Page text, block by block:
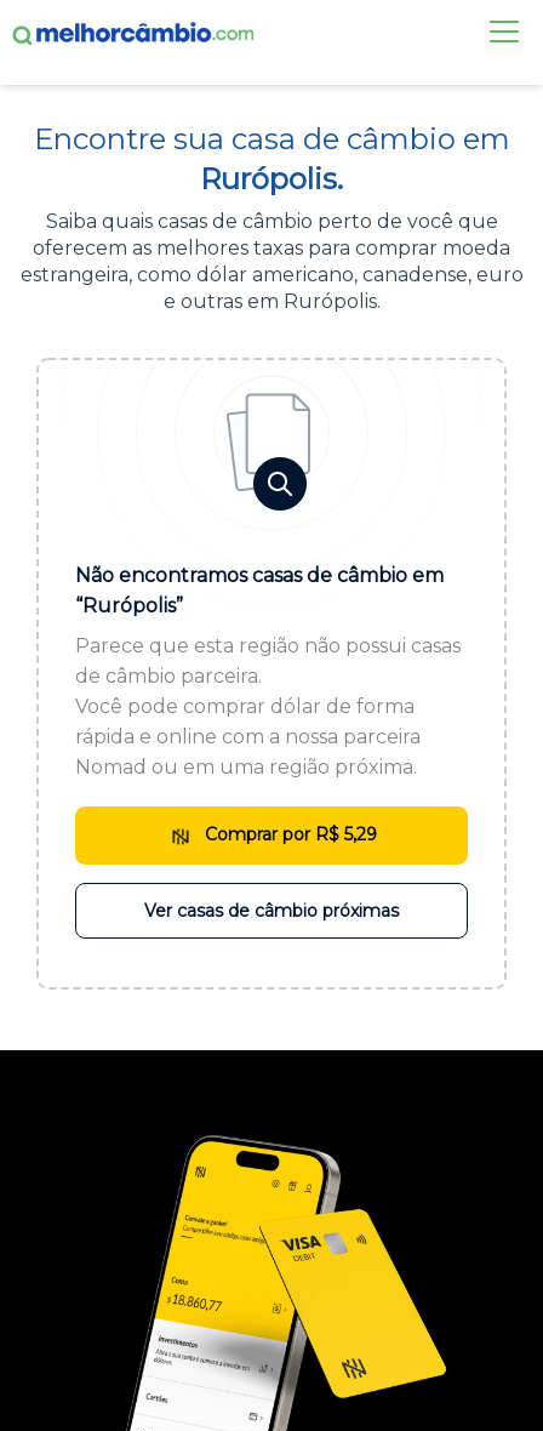
CASAS DE CÂMBIO
DÓLAR HOJE
ALERTA DE CÂMBIO
Acesse sua conta:
BROKER DE OFERTAS
ou cadastre-se se ainda não tem registro:
Encontre sua casa de câmbio em
Rurópolis.
Saiba quais casas de câmbio perto de você que
oferecem as melhores taxas para comprar moeda
estrangeira, como dólar americano, canadense, euro
e outras em Rurópolis.
Não encontramos casas de câmbio em
“Rurópolis”
Parece que esta região não possui casas
de câmbio parceira.
Você pode comprar dólar de forma
rápida e online com a nossa parceira
Nomad ou em uma região próxima.
Comprar por R$ 5,29
Ver casas de câmbio próximas